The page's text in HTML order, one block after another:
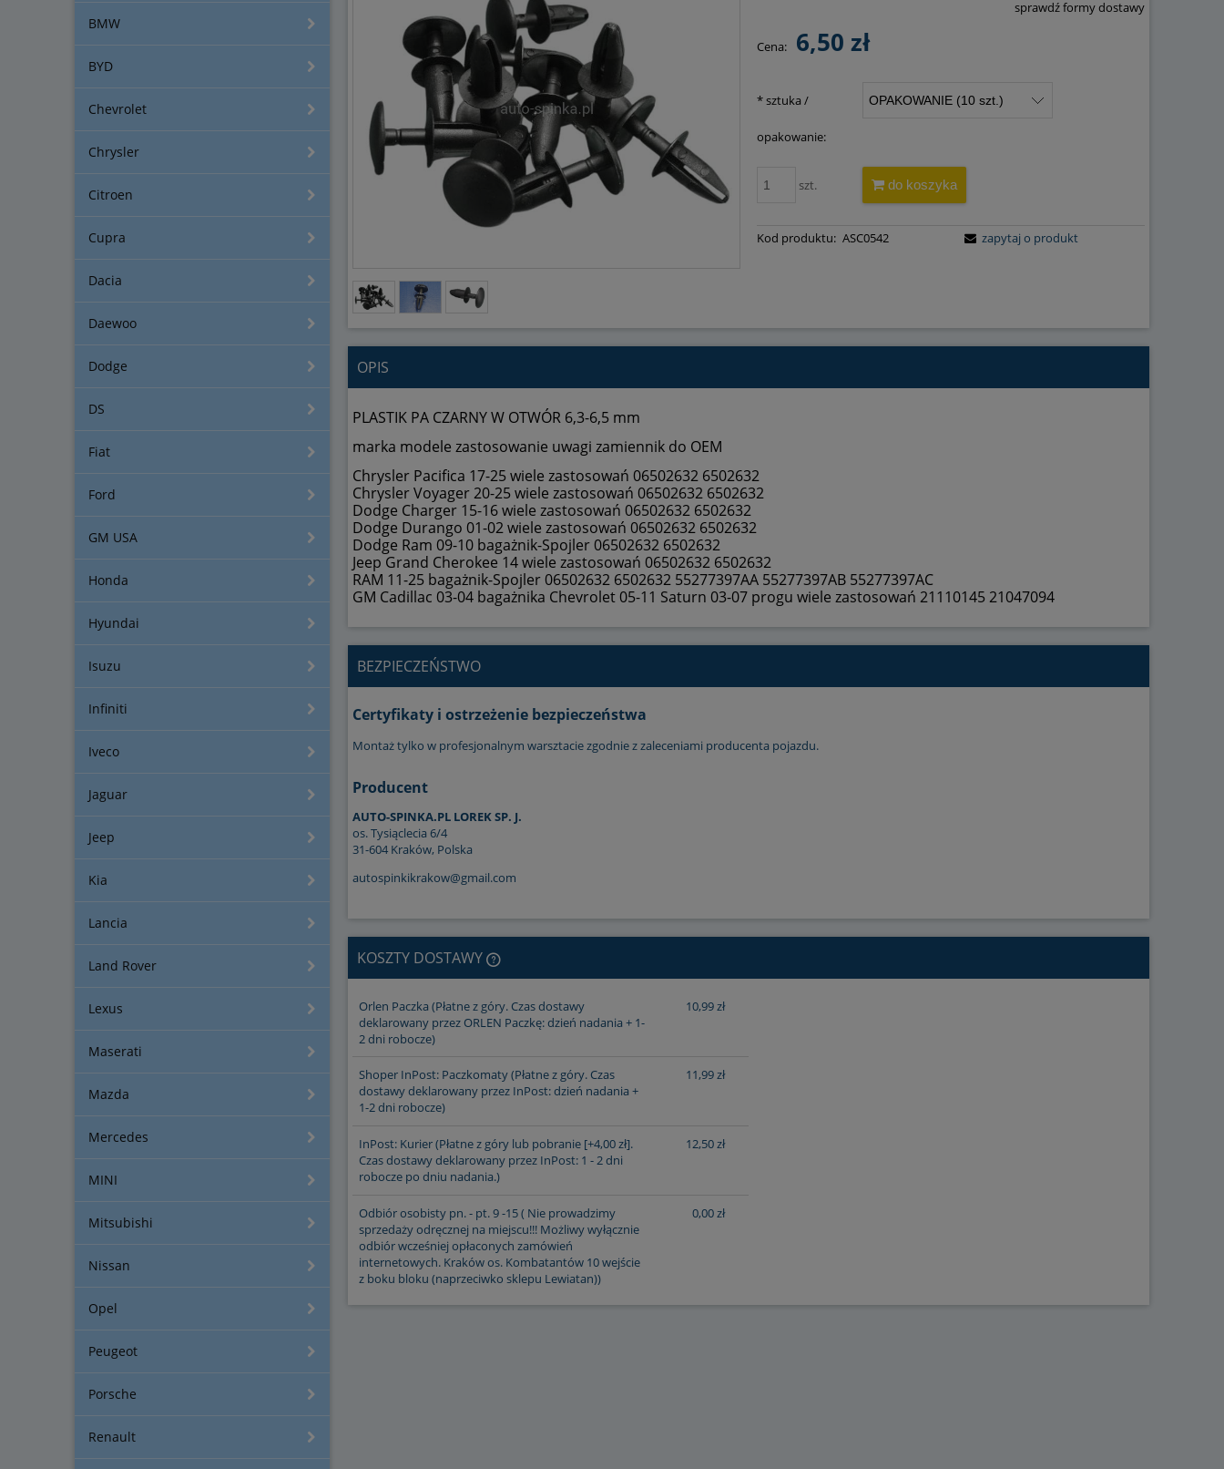
BMW
BYD
Chevrolet
Chrysler
Citroen
Cupra
Dacia
Daewoo
Dodge
DS
Fiat
Ford
GM USA
Honda
Hyundai
Isuzu
Infiniti
Iveco
Jaguar
Jeep
Kia
Lancia
Land Rover
Lexus
Maserati
Mazda
Mercedes
MINI
Mitsubishi
Nissan
Opel
Peugeot
Porsche
Renault
Cena nie zawiera ewentualnych kosztów
płatności
sprawdź formy dostawy
Cena: 6,50 zł
*sztuka /
opakowanie:
szt. do koszyka
Kod produktu: ASC0542 zapytaj o produkt
OPIS
PLASTIK PA CZARNY W OTWÓR 6,3-6,5 mm
marka modele zastosowanie uwagi zamiennik do OEM
Chrysler Pacifica 17-25 wiele zastosowań 06502632 6502632
Chrysler Voyager 20-25 wiele zastosowań 06502632 6502632
Dodge Charger 15-16 wiele zastosowań 06502632 6502632
Dodge Durango 01-02 wiele zastosowań 06502632 6502632
Dodge Ram 09-10 bagażnik-Spojler 06502632 6502632
Jeep Grand Cherokee 14 wiele zastosowań 06502632 6502632
RAM 11-25 bagażnik-Spojler 06502632 6502632 55277397AA 55277397AB 55277397AC
GM Cadillac 03-04 bagażnika Chevrolet 05-11 Saturn 03-07 progu wiele zastosowań 21110145 21047094
BEZPIECZEŃSTWO
Certyfikaty i ostrzeżenie bezpieczeństwa
Montaż tylko w profesjonalnym warsztacie zgodnie z zaleceniami producenta pojazdu.
Producent
AUTO-SPINKA.PL LOREK SP. J.
os. Tysiąclecia 6/4
31-604 Kraków, Polska
autospinkikrakow@gmail.com
KOSZTY DOSTAWY
CENA NIE ZAWIERA
EWENTUALNYCH KOSZTÓW
Orlen Paczka (Płatne z góry. Czas dostawy
deklarowany przez ORLEN Paczkę: dzień nadania + 1-
2 dni robocze)
10,99 zł
Shoper InPost: Paczkomaty(Płatne z góry. Czas
dostawy deklarowany przez InPost: dzień nadania +
1-2 dni robocze)
11,99 zł
InPost: Kurier(Płatne z góry lub pobranie [+4,00 zł].
Czas dostawy deklarowany przez InPost: 1 - 2 dni
robocze po dniu nadania.)
12,50 zł
Odbiór osobisty pn. - pt. 9 -15( Nie prowadzimy
sprzedaży odręcznej na miejscu!!! Możliwy wyłącznie
odbiór wcześniej opłaconych zamówień
internetowych. Kraków os. Kombatantów 10 wejście
z boku bloku (naprzeciwko sklepu Lewiatan))
0,00 zł